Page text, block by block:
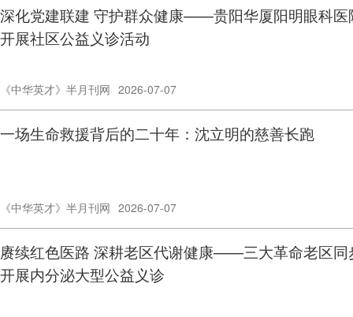
深化党建联建 守护群众健康——贵阳华厦阳明眼科医
开展社区公益义诊活动
《中华英才》半月刊网 2026-07-07
一场生命救援背后的二十年：沈立明的慈善长跑
《中华英才》半月刊网 2026-07-07
赓续红色医路 深耕老区代谢健康——三大革命老区同
开展内分泌大型公益义诊